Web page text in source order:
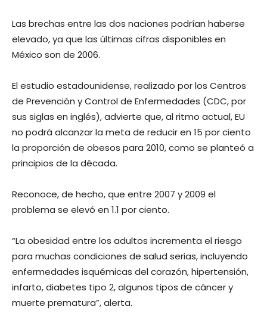
Las brechas entre las dos naciones podrían haberse
elevado, ya que las últimas cifras disponibles en
México son de 2006.
El estudio estadounidense, realizado por los Centros
de Prevención y Control de Enfermedades (CDC, por
sus siglas en inglés), advierte que, al ritmo actual, EU
no podrá alcanzar la meta de reducir en 15 por ciento
la proporción de obesos para 2010, como se planteó a
principios de la década.
Reconoce, de hecho, que entre 2007 y 2009 el
problema se elevó en 1.1 por ciento.
“La obesidad entre los adultos incrementa el riesgo
para muchas condiciones de salud serias, incluyendo
enfermedades isquémicas del corazón, hipertensión,
infarto, diabetes tipo 2, algunos tipos de cáncer y
muerte prematura”, alerta.